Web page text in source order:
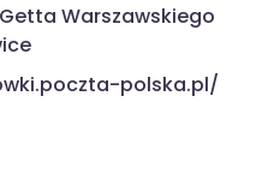
Warszawskiego
polska.pl/